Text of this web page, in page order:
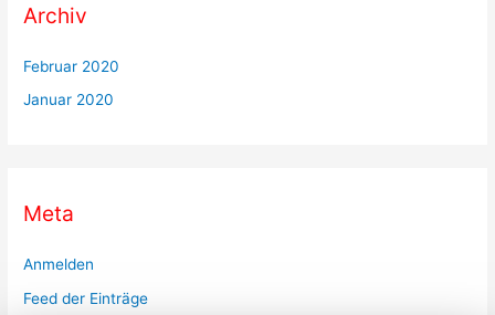
Archiv
Februar 2020
Januar 2020
Meta
Anmelden
Feed der Einträge